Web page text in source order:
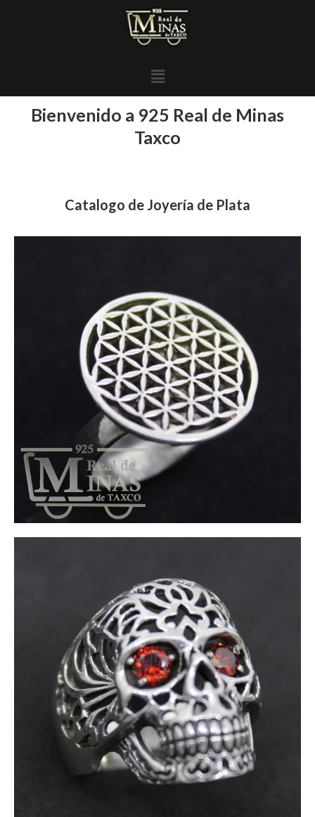
Bienvenido a 925 Real de Minas
Taxco
Catalogo de Joyería de Plata